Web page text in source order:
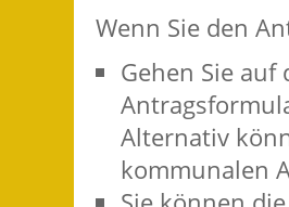
Wenn Sie den
Gehen Sie
Alternativ
kommunalen